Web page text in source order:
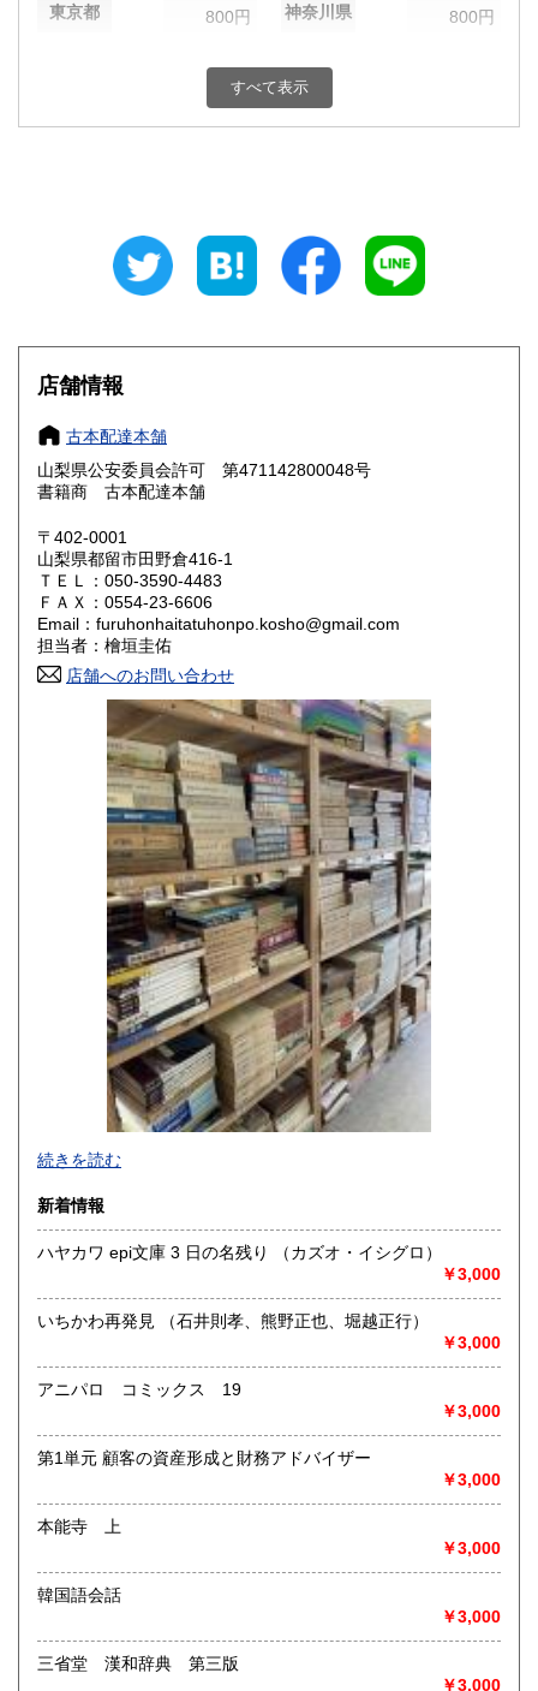
東京都 800円 神奈川県 800円
800円 富山県
800円 三重県
大阪府
奈良県
鳥取県 800円 島根県
岡山県
山口県 800円
香川県 800円 愛媛県
高知県 800円
800円 長崎県
800円 大分県
800円 鹿児島県
1,500円
すべて表示
店舗情報
古本配達本舗
山梨県公安委員会許可 第471142800048号
書籍商 古本配達本舗
〒402-0001
山梨県都留市田野倉416-1
ＴＥＬ：050-3590-4483
ＦＡＸ：0554-23-6606
Email：furuhonhaitatuhonpo.kosho@gmail.com
担当者：檜垣圭佑
店舗へのお問い合わせ
-
沿線名：-
最寄駅：-
営業時間：-
定休日：-
書籍の買取について
取り扱い分野
総記、哲学宗教、歴史、社会科学、自然科学、美術工芸、国
語国文、外国文学、古典籍、近代文献、趣味、外国書、サブ
カルチャー、古書一般（その他）
続きを読む
新着情報
ハヤカワ epi文庫 3 日の名残り （カズオ・イシグロ）
￥3,000
いちかわ再発見 （石井則孝、熊野正也、堀越正行）
￥3,000
アニパロ コミックス 19
￥3,000
第1単元 顧客の資産形成と財務アドバイザー
￥3,000
本能寺 上
￥3,000
韓国語会話
￥3,000
三省堂 漢和辞典 第三版
￥3,000